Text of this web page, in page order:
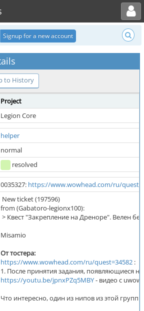
Toggle user menu
Signup for a new account
to History
Project
Legion Core
helper
normal
resolved
0035327: https://www.wowhead.com/ru/
New ticket (197596)
from (Gabatoro-legionx100):
> Квест "Закрепление на Дреноре". Велен
Misamio
От тостера:
https://www.wowhead.com/ru/quest=34582 :
1. После принятия задания, появляющиеся
https://youtu.be/jpnxPZq5MBY- видео с uwow
Что интересно, один из нипов из этой